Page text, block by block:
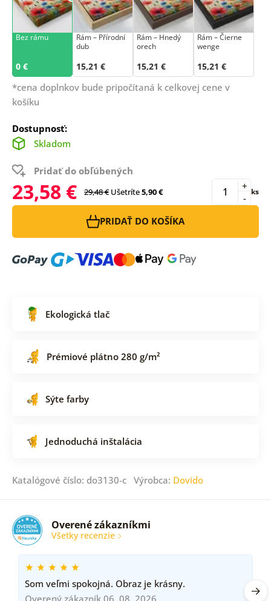
Bez rámu
0 €
Rám –⁠⁠⁠⁠⁠⁠ Přírodní
dub
15,21 €
Rám – Hnedý
orech
15,21 €
Rám – Čierne
wenge
15,21 €
*cena doplnkov bude pripočítaná k celkovej cene v
košíku
Dostupnosť:
Skladom
Pridať do obľúbených
23,58 € 29,48 € Ušetríte5,90 € -
+ ks
PRIDAŤ DO KOŠÍKA
Ekologická tlač
Prémiové plátno 280 g/m²
Sýte farby
Jednoduchá inštalácia
Katalógové číslo: do3130-c Výrobca: Dovido
Overené zákazníkmi
Všetky recenzie
Som veľmi spokojná. Obraz je krásny.
Overený zákazník 06. 08. 2026